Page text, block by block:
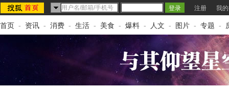
注册 我
首页 - 资讯 - 消费 - 生活 - 美食 - 爆料 - 人文 - 图片 - 专题 -